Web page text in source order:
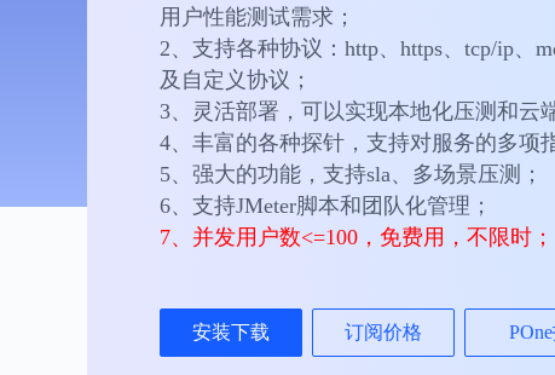
用户性能测试需求；
2、支持各种协议：http、https、tcp/ip、
及自定义协议；
3、灵活部署，可以实现本地化压测和云
4、丰富的各种探针，支持对服务的多项
5、强大的功能，支持sla、多场景压测；
6、支持JMeter脚本和团队化管理；
7、并发用户数<=100，免费用，不限时；
安装下载 订阅价格